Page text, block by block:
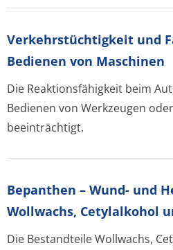
Verkehrstüchtig­keit und
Bedienen von Maschinen
Die Reaktionsfähigkeit beim
Bedienen von Werkzeugen
beeinträchtigt.
Bepanthen – Wund- und
Wollwachs, Cetylalkohol
Die Bestandteile Wollwachs,